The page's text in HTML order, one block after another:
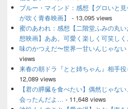
ブルー・マインド：感想【グロいと
が吹く青春映画】
- 13,095 views
蜜のあわれ：感想【二階堂ふみの丸
想映画】ああ。可愛く楽しく可笑しく。
味のかつえだ〜世界一甘いんじゃな
views
来春の朝ドラ『とと姉ちゃん』相手
12,089 views
【君の膵臓を食べたい】偶然じゃな
会ったんだよ… - 11,648 views